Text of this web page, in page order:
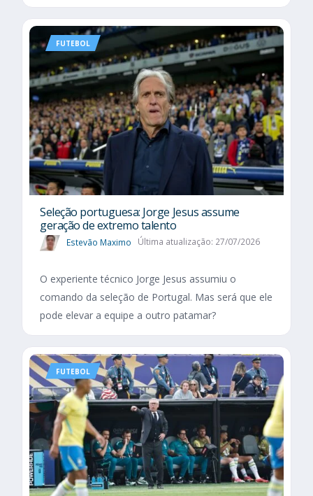
FUTEBOL
Seleção portuguesa: Jorge Jesus assume
geração de extremo talento
Estevão Maximo Última atualização: 27/07/2026
O experiente técnico Jorge Jesus assumiu o
comando da seleção de Portugal. Mas será que ele
pode elevar a equipe a outro patamar?
FUTEBOL